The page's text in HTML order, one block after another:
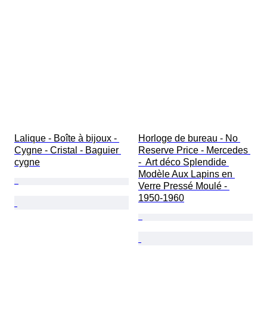
Lalique - Boîte à bijoux -
Cygne - Cristal - Baguier
cygne
Horloge de bureau - No
Reserve Price - Mercedes
-  Art déco Splendide
Modèle Aux Lapins en
Verre Pressé Moulé -
1950-1960